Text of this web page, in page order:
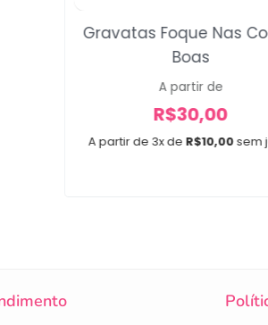
A partir de 3x de R$10,00sem
Gravatas Foque Nas
Boas
A partir de
R$30,00